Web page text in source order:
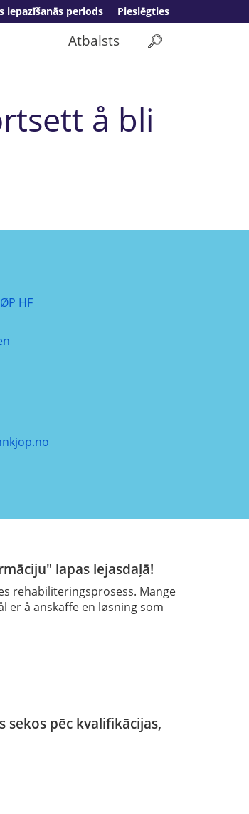
Pieslēgties
iepazīšanās periods
Atbalsts
å bli
HF
lapas lejasdaļā!
rehabiliteringsprosess. Mange
er å anskaffe en løsning som
pēc kvalifikācijas,